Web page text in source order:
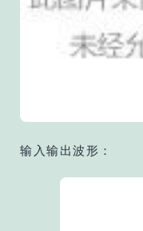
输入输出波形：